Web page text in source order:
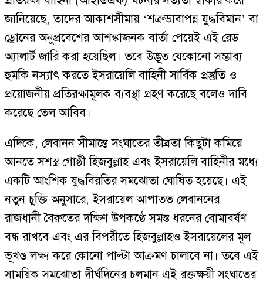
জানিয়েছে, তাদের আকাশসীমায় ‘শত্রুভাবাপন্ন যুদ্ধবিমান’ বা
ড্রোনের অনুপ্রবেশের আশঙ্কাজনক বার্তা পেয়েই এই রেড
অ্যালার্ট জারি করা হয়েছিল। তবে উদ্ভূত যেকোনো সম্ভাব্য
হুমকি নস্যাৎ করতে ইসরায়েলি বাহিনী সার্বিক প্রস্তুতি ও
প্রয়োজনীয় প্রতিরক্ষামূলক ব্যবস্থা গ্রহণ করেছে বলেও দাবি
করেছে তেল আবিব।
এদিকে, লেবানন সীমান্তে সংঘাতের তীব্রতা কিছুটা কমিয়ে
আনতে সশস্ত্র গোষ্ঠী হিজবুল্লাহ এবং ইসরায়েলি বাহিনীর মধ্যে
একটি আংশিক যুদ্ধবিরতির সমঝোতা ঘোষিত হয়েছে। এই
নতুন চুক্তি অনুসারে, ইসরায়েল আপাতত লেবাননের
রাজধানী বৈরুতের দক্ষিণ উপকণ্ঠে সমস্ত ধরনের বোমাবর্ষণ
বন্ধ রাখবে এবং এর বিপরীতে হিজবুল্লাহও ইসরায়েলের মূল
ভূখণ্ড লক্ষ্য করে কোনো পাল্টা আক্রমণ চালাবে না। তবে এই
সাময়িক সমঝোতা দীর্ঘদিনের চলমান এই রক্তক্ষয়ী সংঘাতের